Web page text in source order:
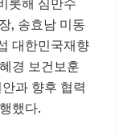
롯해 심만수
, 송효남 미동
대한민국재향
경 보건보훈
과 향후 협력
했다.